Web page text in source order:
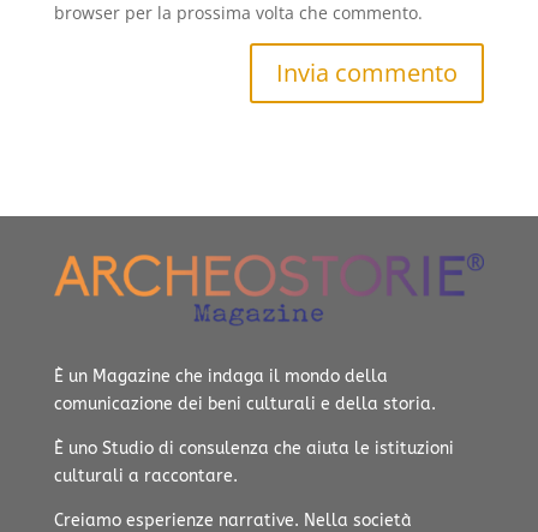
browser per la prossima volta che commento.
Invia commento
È un Magazine che indaga il mondo della
comunicazione dei beni culturali e della storia.
È uno Studio di consulenza che aiuta le istituzioni
culturali a raccontare.
Creiamo esperienze narrative. Nella società